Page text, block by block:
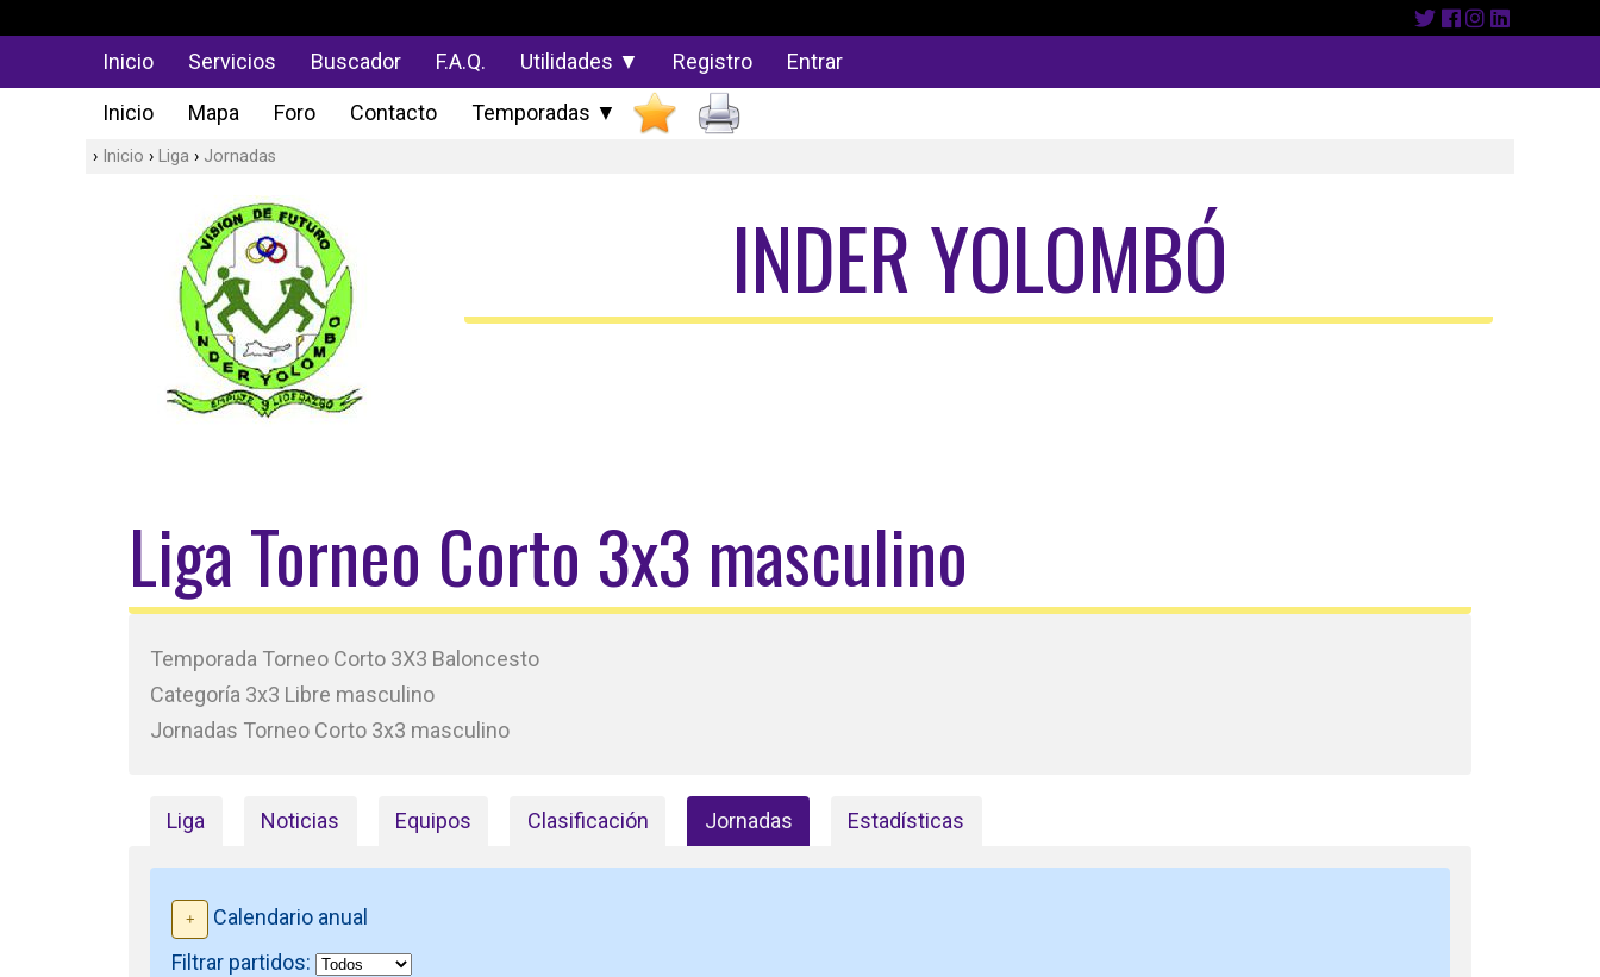
Inicio Servicios Buscador F.A.Q. Utilidades ▼ Registro Entrar
Inicio Mapa Foro Contacto Temporadas ▼
Inicio Liga Jornadas
INDER YOLOMBÓ
Liga Torneo Corto 3x3 masculino
Temporada Torneo Corto 3X3 Baloncesto
Categoría 3x3 Libre masculino
Jornadas Torneo Corto 3x3 masculino
Liga Noticias Equipos Clasificación Jornadas Estadísticas
Calendario anual
Filtrar partidos: